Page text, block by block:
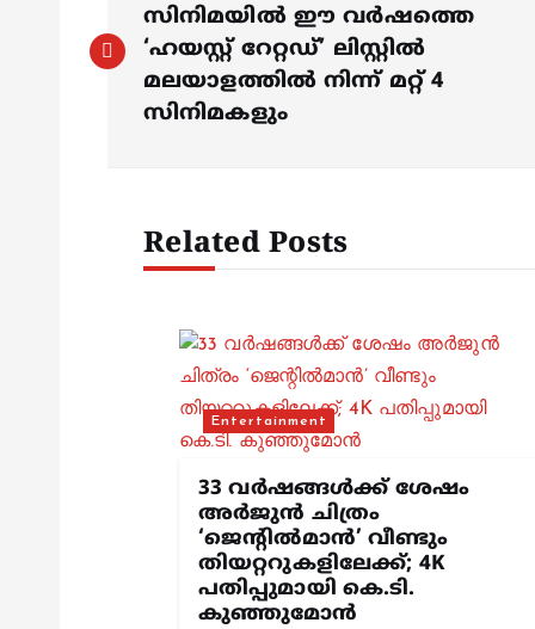
o
സിനിമയിൽ ഈ വർഷത്തെ
‘ഹയസ്റ്റ് റേറ്റഡ്’ ലിസ്റ്റിൽ
മലയാളത്തിൽ നിന്ന് മറ്റ് 4
സിനിമകളും
Related Posts
Entertainment
33 വർഷങ്ങൾക്ക് ശേഷം
അർജുൻ ചിത്രം
‘ജെന്റിൽമാൻ’ വീണ്ടും
തിയറ്ററുകളിലേക്ക്; 4K
പതിപ്പുമായി കെ.ടി.
കുഞ്ഞുമോൻ